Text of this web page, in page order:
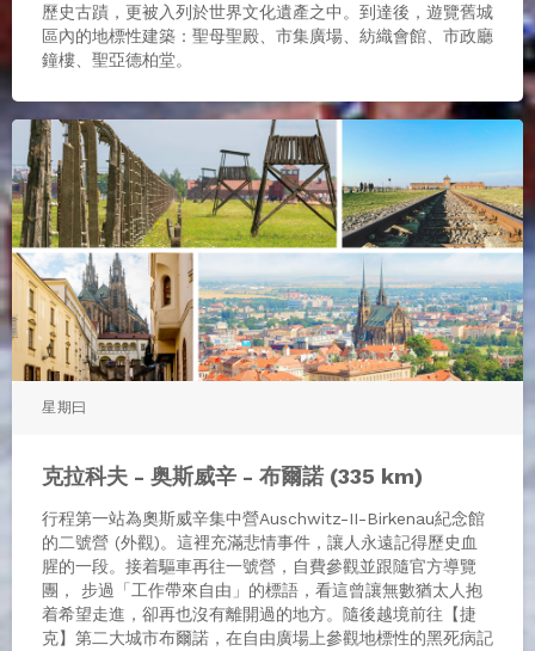
歷史古蹟，更被入列於世界文化遺產之中。到達後，遊覽舊城
區內的地標性建築：聖母聖殿、市集廣場、紡織會館、市政廳
鐘樓、聖亞德柏堂。
星期曰
克拉科夫 - 奥斯威辛 - 布爾諾 (335 km)
行程第一站為奧斯威辛集中營Auschwitz-II-Birkenau紀念館
的二號營 (外觀)。這裡充滿悲情事件，讓人永遠記得歷史血
腥的一段。接着驅車再往一號營，自費參觀並跟隨官方導覽
團， 步過「工作帶來自由」的標語，看這曾讓無數猶太人抱
着希望走進，卻再也沒有離開過的地方。隨後越境前往【捷
克】第二大城市布爾諾，在自由廣場上參觀地標性的黑死病記